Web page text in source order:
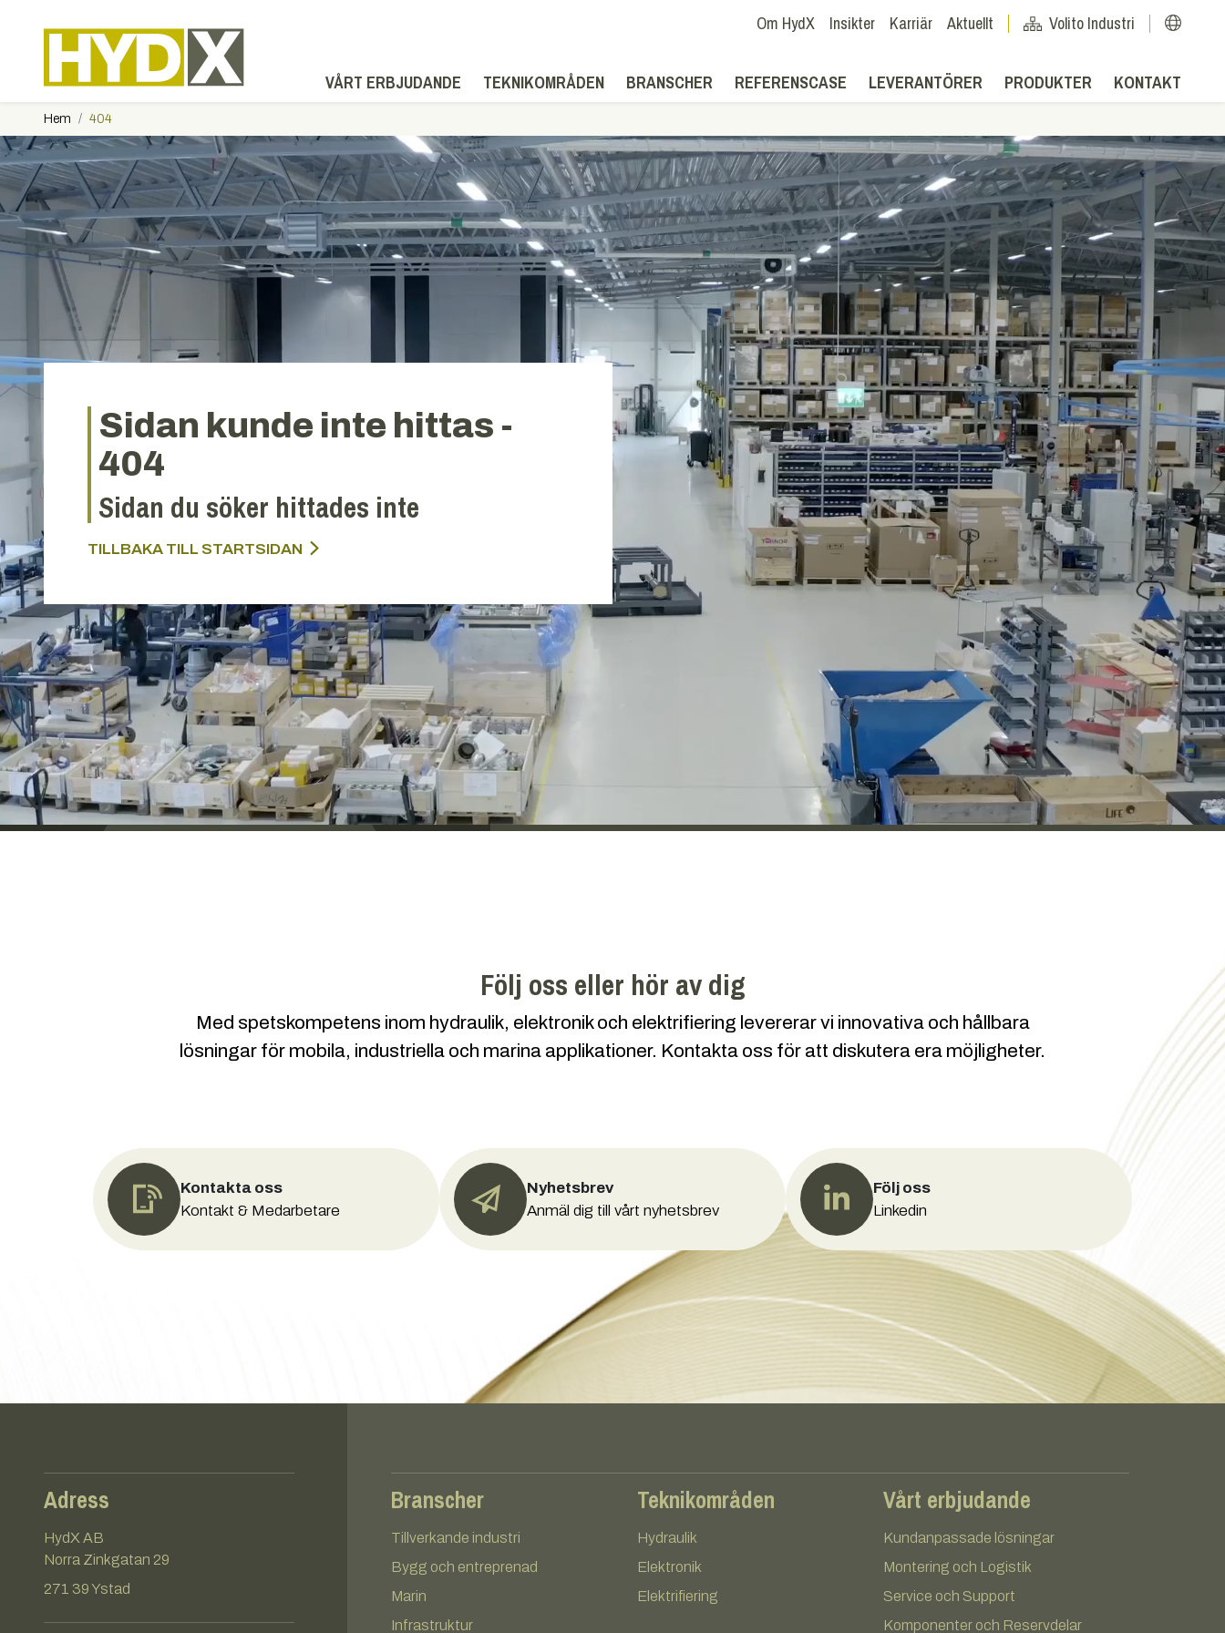
Om HydX Insikter Karriär Aktuellt Volito Industri
VÅRT ERBJUDANDE TEKNIKOMRÅDEN BRANSCHER REFERENSCASE LEVERANTÖRER PRODUKTER KONTAKT
Hem 404
Sidan kunde inte hittas -
404
Sidan du söker hittades inte
TILLBAKA TILL STARTSIDAN
Följ oss eller hör av dig
Med spetskompetens inom hydraulik, elektronik och elektrifiering levererar vi innovativa och hållbara
lösningar för mobila, industriella och marina applikationer. Kontakta oss för att diskutera era möjligheter.
Kontakta oss
Kontakt & Medarbetare
Nyhetsbrev
Anmäl dig till vårt nyhetsbrev
Följ oss
Linkedin
Adress
HydX AB
Norra Zinkgatan 29
271 39 Ystad
Branscher
Tillverkande industri
Bygg och entreprenad
Marin
Infrastruktur
Teknikområden
Hydraulik
Elektronik
Elektrifiering
Vårt erbjudande
Kundanpassade lösningar
Montering och Logistik
Service och Support
Komponenter och Reservdelar